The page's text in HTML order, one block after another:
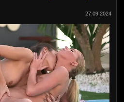
27.09.2024